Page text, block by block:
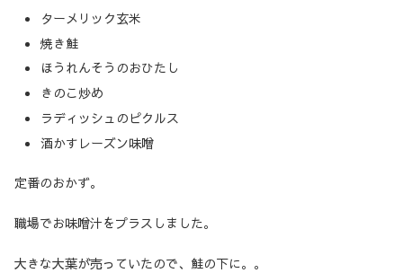
ターメリック玄米
焼き鮭
ほうれんそうのおひたし
きのこ炒め
ラディッシュのピクルス
酒かすレーズン味噌
定番のおかず。
職場でお味噌汁をプラスしました。
大きな大葉が売っていたので、鮭の下に。。